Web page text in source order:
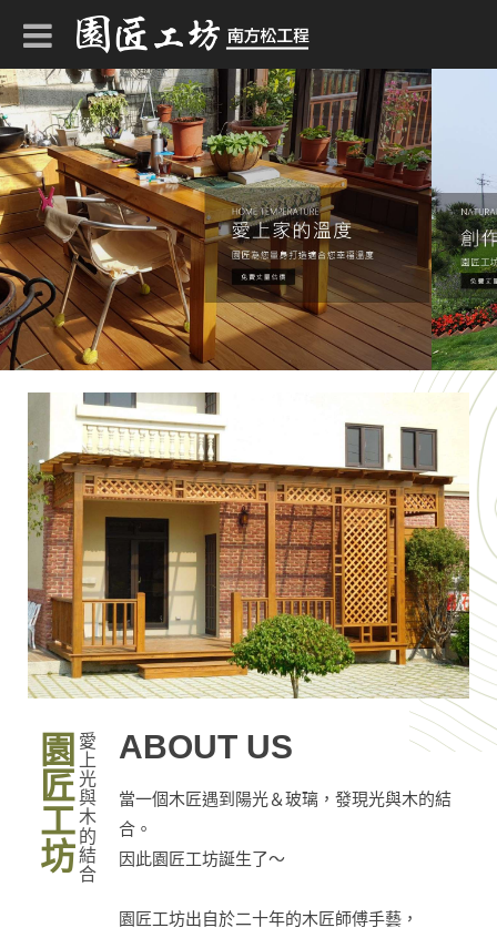
園匠工坊愛上光與木的結合 ABOUT US
當一個木匠遇到陽光＆玻璃，發現光與木的結
合。
因此園匠工坊誕生了～
園匠工坊出自於二十年的木匠師傅手藝，